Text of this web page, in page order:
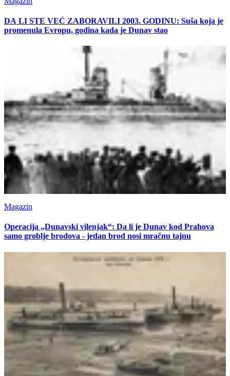
DA LI STE VEĆ ZABORAVILI 2003. GODINU: Suša koja je
promenula Evropu, godina kada je Dunav stao
Magazin
Operacija „Dunavski vilenjak“: Da li je Dunav kod Prahova
samo groblje brodova - jedan brod nosi mračnu tajnu